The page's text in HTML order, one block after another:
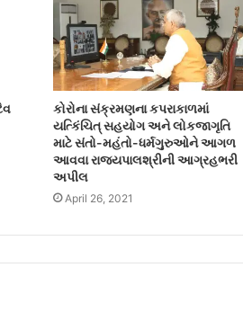
કોરોના સંક્રમણના કપરાકાળમાં
યત્કિંચિત્ સહયોગ અને લોકજાગૃતિ
માટે સંતો-મહંતો-ધર્મગુરુઓને આગળ
આવવા રાજ્યપાલશ્રીની આગ્રહભરી
અપીલ
April 26, 2021